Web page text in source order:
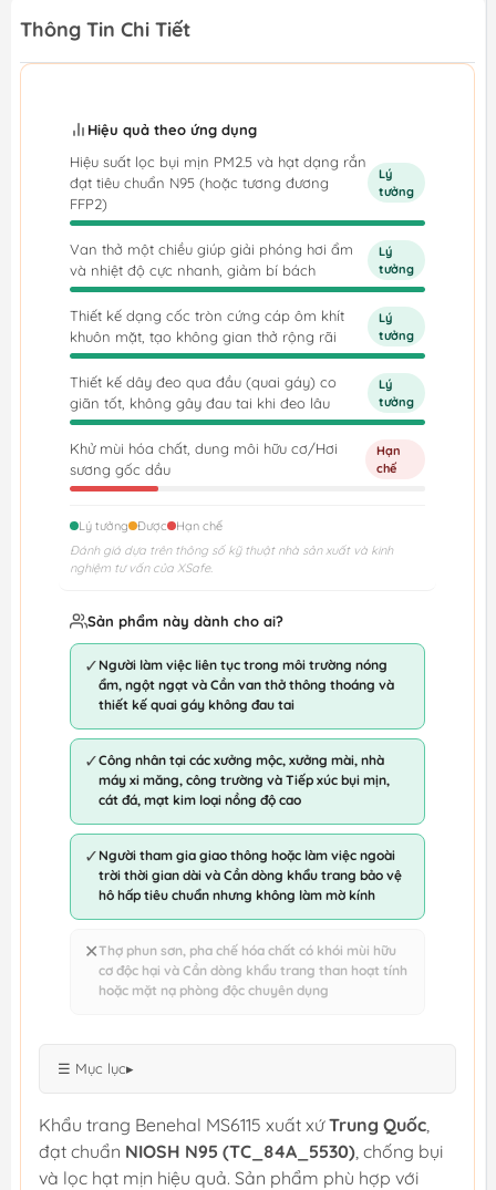
Thông Tin Chi Tiết
Hiệu quả theo ứng dụng
Hiệu suất lọc bụi mịn PM2.5 và hạt dạng rắn
đạt tiêu chuẩn N95 (hoặc tương đương
FFP2)
Lý
tưởng
Van thở một chiều giúp giải phóng hơi ẩm
và nhiệt độ cực nhanh, giảm bí bách
Lý
tưởng
Thiết kế dạng cốc tròn cứng cáp ôm khít
khuôn mặt, tạo không gian thở rộng rãi
Lý
tưởng
Thiết kế dây đeo qua đầu (quai gáy) co
giãn tốt, không gây đau tai khi đeo lâu
Lý
tưởng
Khử mùi hóa chất, dung môi hữu cơ/Hơi
sương gốc dầu
Hạn
chế
Lý tưởng Được
Hạn chế
Đánh giá dựa trên thông số kỹ thuật nhà sản xuất và kinh
nghiệm tư vấn của XSafe.
Sản phẩm này dành cho ai?
✓ Người làm việc liên tục trong môi trường nóng
ẩm, ngột ngạt và Cần van thở thông thoáng và
thiết kế quai gáy không đau tai
✓Công nhân tại các xưởng mộc, xưởng mài, nhà
máy xi măng, công trường và Tiếp xúc bụi mịn,
cát đá, mạt kim loại nồng độ cao
✓ Người tham gia giao thông hoặc làm việc ngoài
trời thời gian dài và Cần dòng khẩu trang bảo vệ
hô hấp tiêu chuẩn nhưng không làm mờ kính
✕Thợ phun sơn, pha chế hóa chất có khói mùi hữu
cơ độc hại và Cần dòng khẩu trang than hoạt tính
hoặc mặt nạ phòng độc chuyên dụng
☰ Mục lục▸
Khẩu trang Benehal MS6115 xuất xứTrung Quốc
đạt chuẩn NIOSH N95 (TC_84A_5530) , chống bụi
và lọc hạt mịn hiệu quả. Sản phẩm phù hợp với